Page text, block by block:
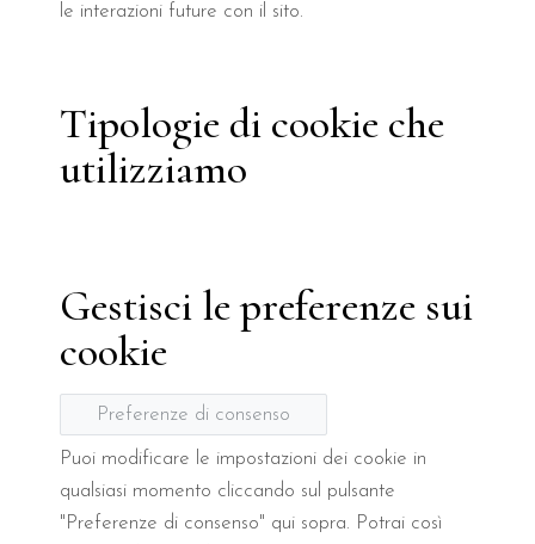
le interazioni future con il sito.
Tipologie di cookie che
utilizziamo
Gestisci le preferenze sui
cookie
Preferenze di consenso
Puoi modificare le impostazioni dei cookie in
qualsiasi momento cliccando sul pulsante
"Preferenze di consenso" qui sopra. Potrai così